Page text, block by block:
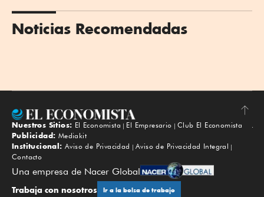
Noticias Recomendadas
Subir
Nuestros Sitios: El Economista El Empresario
Club El Economista
Publicidad: Mediakit
Institucional: Aviso de Privacidad
Aviso de Privacidad Integral
Contacto
Una empresa de Nacer Global
Trabaja con nosotros Ir a la bolsa de trabajo